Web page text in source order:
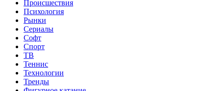
Происшествия
Психология
Рынки
Сериалы
Софт
Спорт
ТВ
Теннис
Технологии
Тренды